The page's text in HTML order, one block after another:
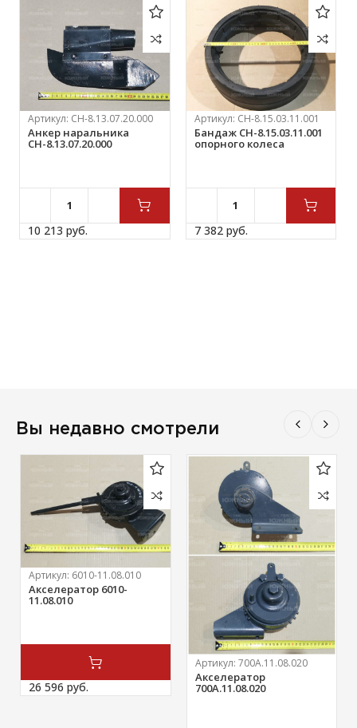
Артикул: СН-8.13.07.20.000
Анкер наральника
СН-8.13.07.20.000
10 213 руб.
Артикул: СН-8.15.03.11.001
Бандаж СН-8.15.03.11.001
опорного колеса
7 382 руб.
Вы недавно смотрели
Артикул: 6010-11.08.010
Акселератор 6010-
11.08.010
26 596 руб.
Артикул: 700А.11.08.020
Акселератор
700А.11.08.020